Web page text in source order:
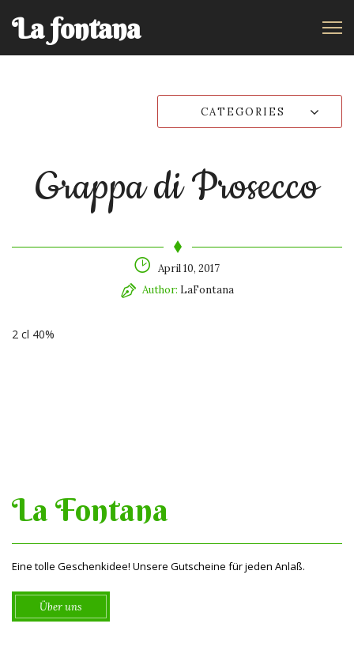
La fontana
CATEGORIES
Grappa di Prosecco
April 10, 2017
Author: LaFontana
2 cl 40%
La Fontana
Eine tolle Geschenkidee! Unsere Gutscheine für jeden Anlaß.
Über uns